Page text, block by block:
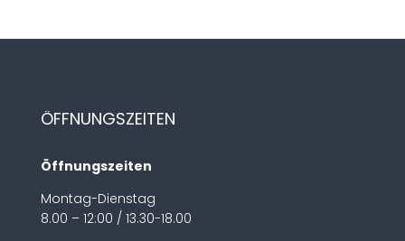
ÖFFNUNGSZEITEN
Öffnungszeiten
Montag-Dienstag
8.00 – 12:00 / 13.30-18.00